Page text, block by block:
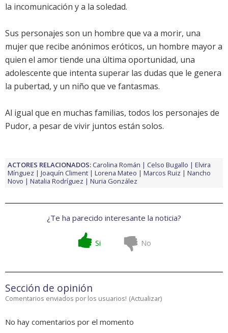
la incomunicación y a la soledad.
Sus personajes son un hombre que va a morir, una
mujer que recibe anónimos eróticos, un hombre mayor a
quien el amor tiende una última oportunidad, una
adolescente que intenta superar las dudas que le genera
la pubertad, y un niño que ve fantasmas.
Al igual que en muchas familias, todos los personajes de
Pudor, a pesar de vivir juntos están solos.
ACTORES RELACIONADOS:Carolina Román Celso Bugallo
Elvira
Mínguez
Joaquín Climent Lorena Mateo Marcos Ruiz
Nancho
Novo
Natalia Rodríguez Nuria González
¿Te ha parecido interesante la noticia?
Si No
Sección de opinión
Comentarios enviados por los usuarios! (Actualizar)
No hay comentarios por el momento